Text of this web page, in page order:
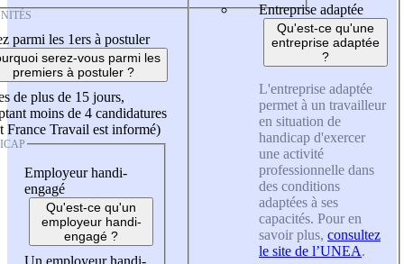
parmi les 1ers à postuler
serez-vous parmi les
premiers à postuler ?
de plus de 15 jours,
moins de 4 candidatures
France Travail est informé)
Employeur handi-
engagé
Qu'est-ce qu'un
employeur handi-
engagé ?
Entreprise adaptée
Qu'est-ce qu'une
entreprise adaptée
?
L'entreprise adaptée
permet à un travailleur
en situation de
handicap d'exercer
une activité
professionnelle dans
des conditions
adaptées à ses
capacités. Pour en
savoir plus, consultez
le site de l’UNEA.